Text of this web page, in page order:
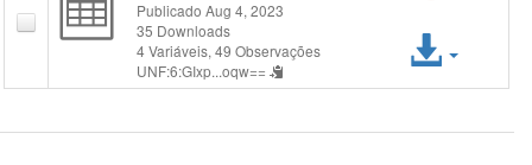
Publicado Aug 4, 2023
35 Downloads
4 Variáveis, 49 Observações
UNF:6:GIxp...oqw==